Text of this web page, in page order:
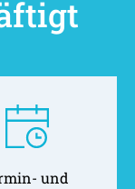
und